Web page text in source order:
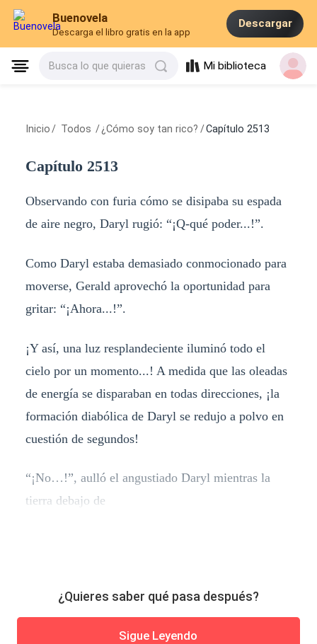
Buenovela
Descarga el libro gratis en la app
Descargar
Busca lo que quieras Mi biblioteca
Inicio / Todos /¿Cómo soy tan rico? /Capítulo 2513
Capítulo 2513
Observando con furia cómo se disipaba su espada
de aire negro, Daryl rugió: “¡Q-qué poder...!”.
Como Daryl estaba demasiado conmocionado para
moverse, Gerald aprovechó la oportunidad para
gritar: “¡Ahora...!”.
¡Y así, una luz resplandeciente iluminó todo el
cielo por un momento...! A medida que las oleadas
de energía se disparaban en todas direcciones, ¡la
formación diabólica de Daryl se redujo a polvo en
cuestión de segundos!
“¡No…!”, aulló el angustiado Daryl mientras la
tierra debajo de
¿Quieres saber qué pasa después?
Sigue Leyendo